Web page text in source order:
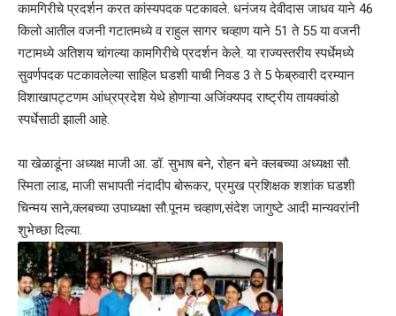
कामगिरीचे प्रदर्शन करत कांस्यपदक पटकावले. धनंजय देवीदास जाधव याने 46
किलो आतील वजनी गटातमध्ये व राहुल सागर चव्हाण याने 51 ते 55 या वजनी
गटामध्ये अतिशय चांगल्या कामगिरीचे प्रदर्शन केले. या राज्यस्तरीय स्पर्धेमध्ये
सुवर्णपदक पटकावलेल्या साहिल घडशी याची निवड 3 ते 5 फेब्रुवारी दरम्यान
विशाखापट्टणम आंध्रप्रदेश येथे होणाऱ्या अजिंक्यपद राष्ट्रीय तायक्वांडो
स्पर्धेसाठी झाली आहे.
या खेळाडूंना अध्यक्ष माजी आ. डॉ. सुभाष बने, रोहन बने क्लबच्या अध्यक्षा सौ.
स्मिता लाड, माजी सभापती नंदादीप बोरूकर, प्रमुख प्रशिक्षक शशांक घडशी
चिन्मय साने,क्लबच्या उपाध्यक्षा सौ.पूनम चव्हाण,संदेश जागुष्टे आदी मान्यवरांनी
शुभेच्छा दिल्या.